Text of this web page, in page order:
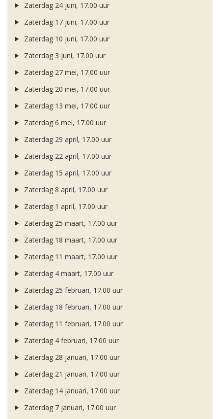
Zaterdag 24 juni, 17.00 uur
Zaterdag 17 juni, 17.00 uur
Zaterdag 10 juni, 17.00 uur
Zaterdag 3 juni, 17.00 uur
Zaterdag 27 mei, 17.00 uur
Zaterdag 20 mei, 17.00 uur
Zaterdag 13 mei, 17.00 uur
Zaterdag 6 mei, 17.00 uur
Zaterdag 29 april, 17.00 uur
Zaterdag 22 april, 17.00 uur
Zaterdag 15 april, 17.00 uur
Zaterdag 8 april, 17.00 uur
Zaterdag 1 april, 17.00 uur
Zaterdag 25 maart, 17.00 uur
Zaterdag 18 maart, 17.00 uur
Zaterdag 11 maart, 17.00 uur
Zaterdag 4 maart, 17.00 uur
Zaterdag 25 februari, 17.00 uur
Zaterdag 18 februari, 17.00 uur
Zaterdag 11 februari, 17.00 uur
Zaterdag 4 februari, 17.00 uur
Zaterdag 28 januari, 17.00 uur
Zaterdag 21 januari, 17.00 uur
Zaterdag 14 januari, 17.00 uur
Zaterdag 7 januari, 17.00 uur